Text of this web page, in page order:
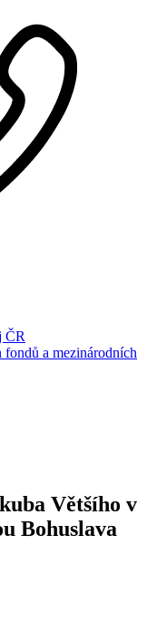
ČR
fondů a mezinárodních
Většího v
Bohuslava